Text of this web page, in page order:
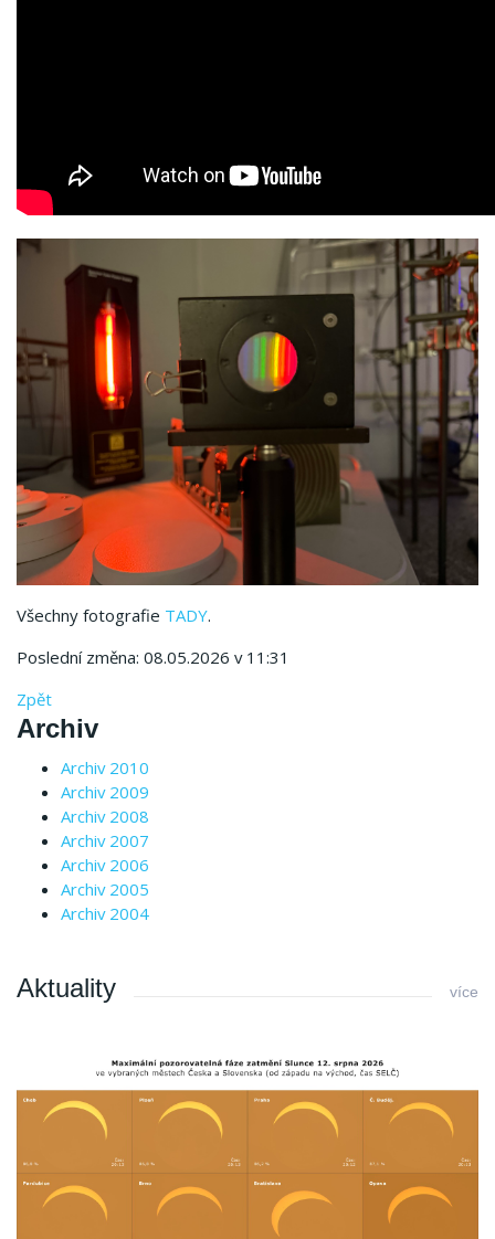
Všechny fotografie TADY.
Poslední změna: 08.05.2026 v 11:31
Zpět
Archiv
Archiv 2010
Archiv 2009
Archiv 2008
Archiv 2007
Archiv 2006
Archiv 2005
Archiv 2004
Aktuality více